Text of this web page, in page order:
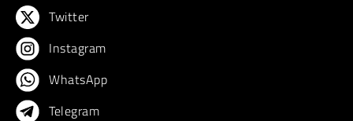
Twitter
Instagram
WhatsApp
Telegram